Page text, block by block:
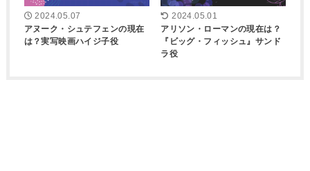
2024.05.07
アヌーク・シュテフェンの現在
は？実写映画ハイジ子役
2024.05.01
アリソン・ローマンの現在は？
『ビッグ・フィッシュ』サンド
ラ役